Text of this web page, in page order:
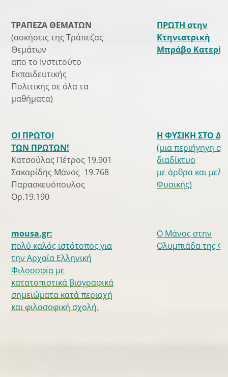
ΤΡΑΠΕΖΑ ΘΕΜΑΤΩΝ
(ασκήσεις της Τράπεζας
Θεμάτων
απο το Ινστιτούτο
Εκπαιδευτικής
Πολιτικής σε όλα τα
μαθήματα)
ΠΡΩΤΗ στην
Κτηνιατρική
Μπράβο
ΟΙ ΠΡΩΤΟΙ
ΤΩΝ ΠΡΩΤΩΝ!
Κατσούλας Πέτρος 19.901
Σακαρίδης Μάνος 19.768
Παρασκευόπουλος
Ορ.19.190
Η ΦΥΣΙΚΗ ΣΤΟ
(μια περιήγηγη
διαδίκτυο
με άρθρα και
Φυσικής)
mousa.gr:
πολύ καλός ιστότοπος για
την Αρχαία Ελληνική
Φιλοσοφία με
κατατοπιστικά βιογραφικά
σημειώματα κατά περιοχή
και φιλοσοφική σχολή.
Ο Μάνος στην
Ολυμπιάδα της